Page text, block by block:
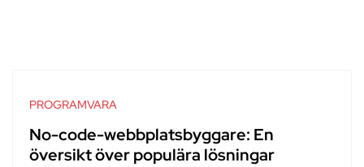
PROGRAMVARA
No-code-webbplatsbyggare: En
översikt över populära lösningar